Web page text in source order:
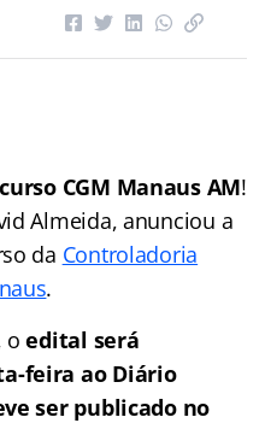
CGM Manaus AM!
Almeida, anunciou a
da Controladoria
.
oedital será
feira ao Diário
ser publicado no